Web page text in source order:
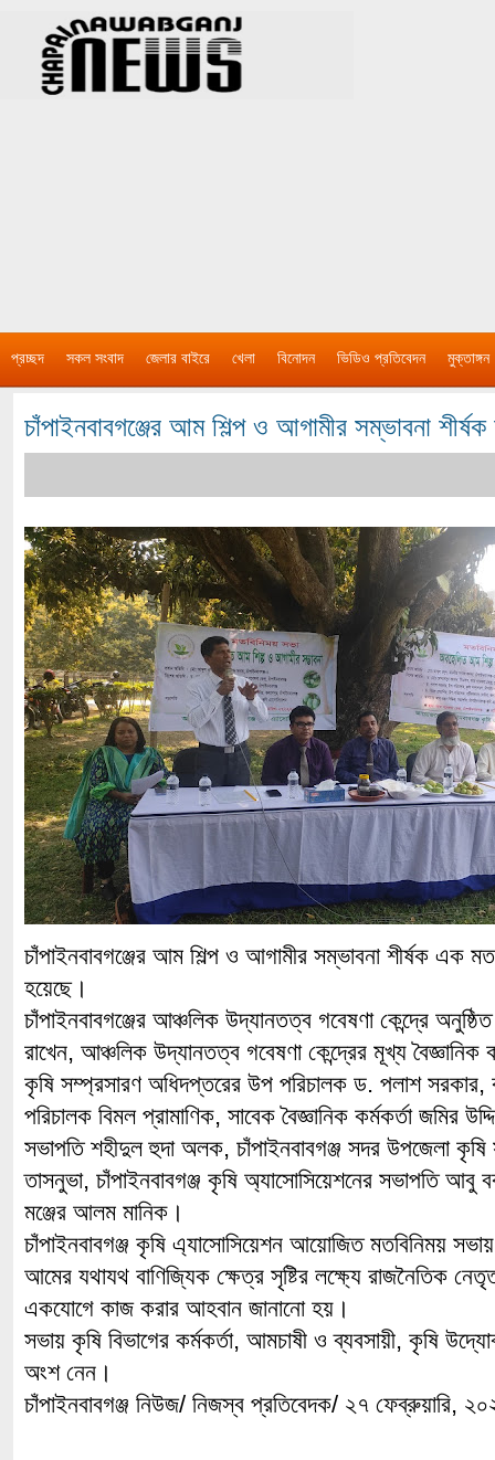
প্রচ্ছদ সকল সংবাদ জেলার বাইরে খেলা বিনোদন ভিডিও প্রতিবেদন মুক্তাঙ্গন
চাঁপাইনবাবগঞ্জের আম শিল্প ও আগামীর সম্ভাবনা
চাঁপাইনবাবগঞ্জের আম শিল্প ও আগামীর সম্ভাবনা শীর্ষক এক
হয়েছে।
চাঁপাইনবাবগঞ্জের আঞ্চলিক উদ্যানতত্ব গবেষণা কেন্দ্রে
রাখেন, আঞ্চলিক উদ্যানতত্ব গবেষণা কেন্দ্রের মূখ্য বৈজ্ঞানিক
কৃষি সম্প্রসারণ অধিদপ্তরের উপ পরিচালক ড. পলাশ সরকার,
পরিচালক বিমল প্রামাণিক, সাবেক বৈজ্ঞানিক কর্মকর্তা জমির
সভাপতি শহীদুল হুদা অলক, চাঁপাইনবাবগঞ্জ সদর উপজেলা কৃষি
তাসনুভা, চাঁপাইনবাবগঞ্জ কৃষি অ্যাসোসিয়েশনের সভাপতি আবু
মঞ্জের আলম মানিক।
চাঁপাইনবাবগঞ্জ কৃষি এ্যাসোসিয়েশন আয়োজিত মতবিনিময় সভায়
আমের যথাযথ বাণিজ্যিক ক্ষেত্র সৃষ্টির লক্ষ্যে রাজনৈতিক
একযোগে কাজ করার আহবান জানানো হয়।
সভায় কৃষি বিভাগের কর্মকর্তা, আমচাষী ও ব্যবসায়ী, কৃষি
অংশ নেন।
চাঁপাইনবাবগঞ্জ নিউজ/ নিজস্ব প্রতিবেদক/ ২৭ ফেব্রুয়ারি,